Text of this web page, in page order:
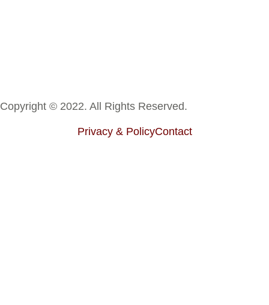
Copyright © 2022. All Rights Reserved.
Privacy & PolicyContact